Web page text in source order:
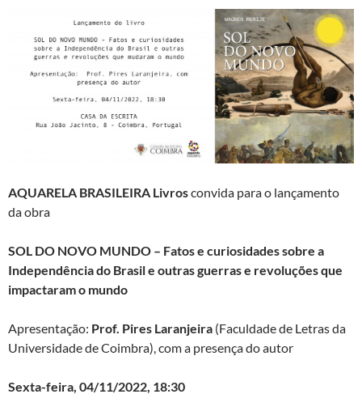
AQUARELA BRASILEIRA Livrosconvida para o lançamento
da obra
SOL DO NOVO MUNDO – Fatos e curiosidades sobre a
Independência do Brasil e outras guerras e revoluções que
impactaram o mundo
Apresentação: Prof. Pires Laranjeira (Faculdade de Letras da
Universidade de Coimbra), com a presença do autor
Sexta-feira, 04/11/2022, 18:30